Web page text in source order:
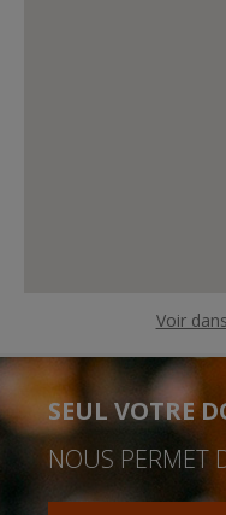
Voir
SEUL VOTRE
NOUS PERMET